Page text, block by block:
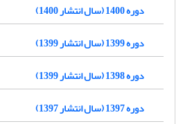
دوره 1400 (سال انتشار 1400)
دوره 1399 (سال انتشار 1399)
دوره 1398 (سال انتشار 1399)
دوره 1397 (سال انتشار 1397)